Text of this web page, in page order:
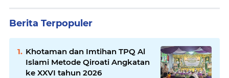
Berita Terpopuler
Khotaman dan Imtihan TPQ Al
Islami Metode Qiroati Angkatan
ke XXVI tahun 2026